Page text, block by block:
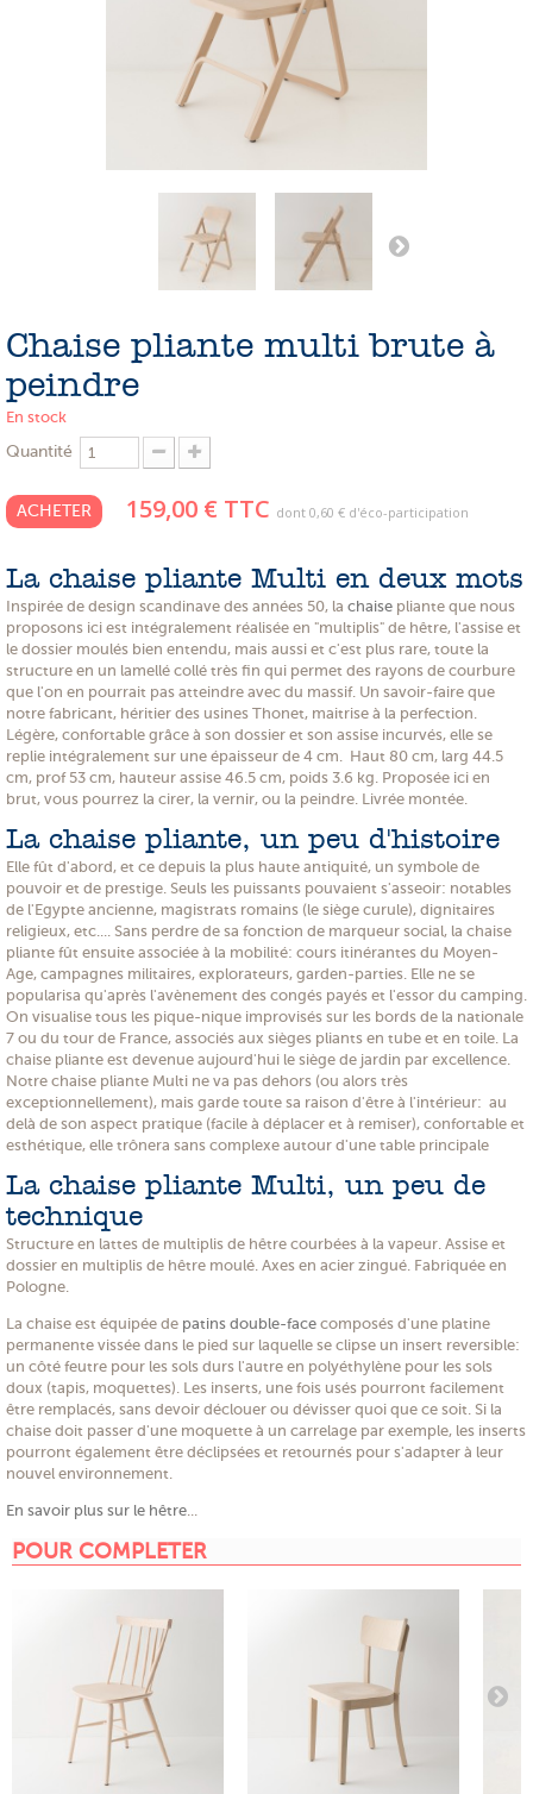
NOS CLIENTS ONT DU TALENT
SLOW E-SHOP
A PROPOS
LE SHOWROOM
Chaise pliante multi brute à
peindre
En stock
Quantité
ACHETER 159,00 € TTC dont 0,60 € d'éco-participation
La chaise pliante Multi en deux mots
Inspirée de design scandinave des années 50, la chaise pliante que nous
proposons ici est intégralement réalisée en "multiplis" de hêtre, l'assise et
le dossier moulés bien entendu, mais aussi et c'est plus rare, toute la
structure en un lamellé collé très fin qui permet des rayons de courbure
que l'on en pourrait pas atteindre avec du massif. Un savoir-faire que
notre fabricant, héritier des usines Thonet, maitrise à la perfection.
Légère, confortable grâce à son dossier et son assise incurvés, elle se
replie intégralement sur une épaisseur de 4 cm. Haut 80 cm, larg 44.5
cm, prof 53 cm, hauteur assise 46.5 cm, poids 3.6 kg. Proposée ici en
brut, vous pourrez la cirer, la vernir, ou la peindre. Livrée montée.
La chaise pliante, un peu d'histoire
Elle fût d'abord, et ce depuis la plus haute antiquité, un symbole de
pouvoir et de prestige. Seuls les puissants pouvaient s'asseoir: notables
de l'Egypte ancienne, magistrats romains (le siège curule), dignitaires
religieux, etc.... Sans perdre de sa fonction de marqueur social, la chaise
pliante fût ensuite associée à la mobilité: cours itinérantes du Moyen-
Age, campagnes militaires, explorateurs, garden-parties. Elle ne se
popularisa qu'après l'avènement des congés payés et l'essor du camping.
On visualise tous les pique-nique improvisés sur les bords de la nationale
7 ou du tour de France, associés aux sièges pliants en tube et en toile. La
chaise pliante est devenue aujourd'hui le siège de jardin par excellence.
Notre chaise pliante Multi ne va pas dehors (ou alors très
exceptionnellement), mais garde toute sa raison d'être à l'intérieur: au
delà de son aspect pratique (facile à déplacer et à remiser), confortable et
esthétique, elle trônera sans complexe autour d'une table principale
La chaise pliante Multi, un peu de
technique
Structure en lattes de multiplis de hêtre courbées à la vapeur. Assise et
dossier en multiplis de hêtre moulé. Axes en acier zingué. Fabriquée en
Pologne.
La chaise est équipée de patins double-face composés d'une platine
permanente vissée dans le pied sur laquelle se clipse un insert reversible:
un côté feutre pour les sols durs l'autre en polyéthylène pour les sols
doux (tapis, moquettes). Les inserts, une fois usés pourront facilement
être remplacés, sans devoir déclouer ou dévisser quoi que ce soit. Si la
chaise doit passer d'une moquette à un carrelage par exemple, les inserts
pourront également être déclipsées et retournés pour s'adapter à leur
nouvel environnement.
En savoir plus sur le hêtre
POUR COMPLETER